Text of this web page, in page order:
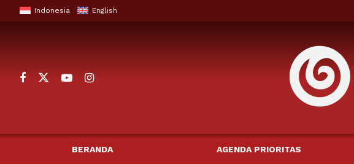
Indonesia English
BERANDA AGENDA PRIORITAS